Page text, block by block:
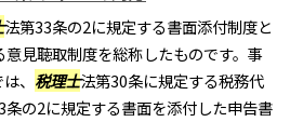
法第33条の2に規定する書面添付制度と
見聴取制度を総称したものです。事
、 税理士法第30条に規定する税務代
条の2に規定する書面を添付した申告書